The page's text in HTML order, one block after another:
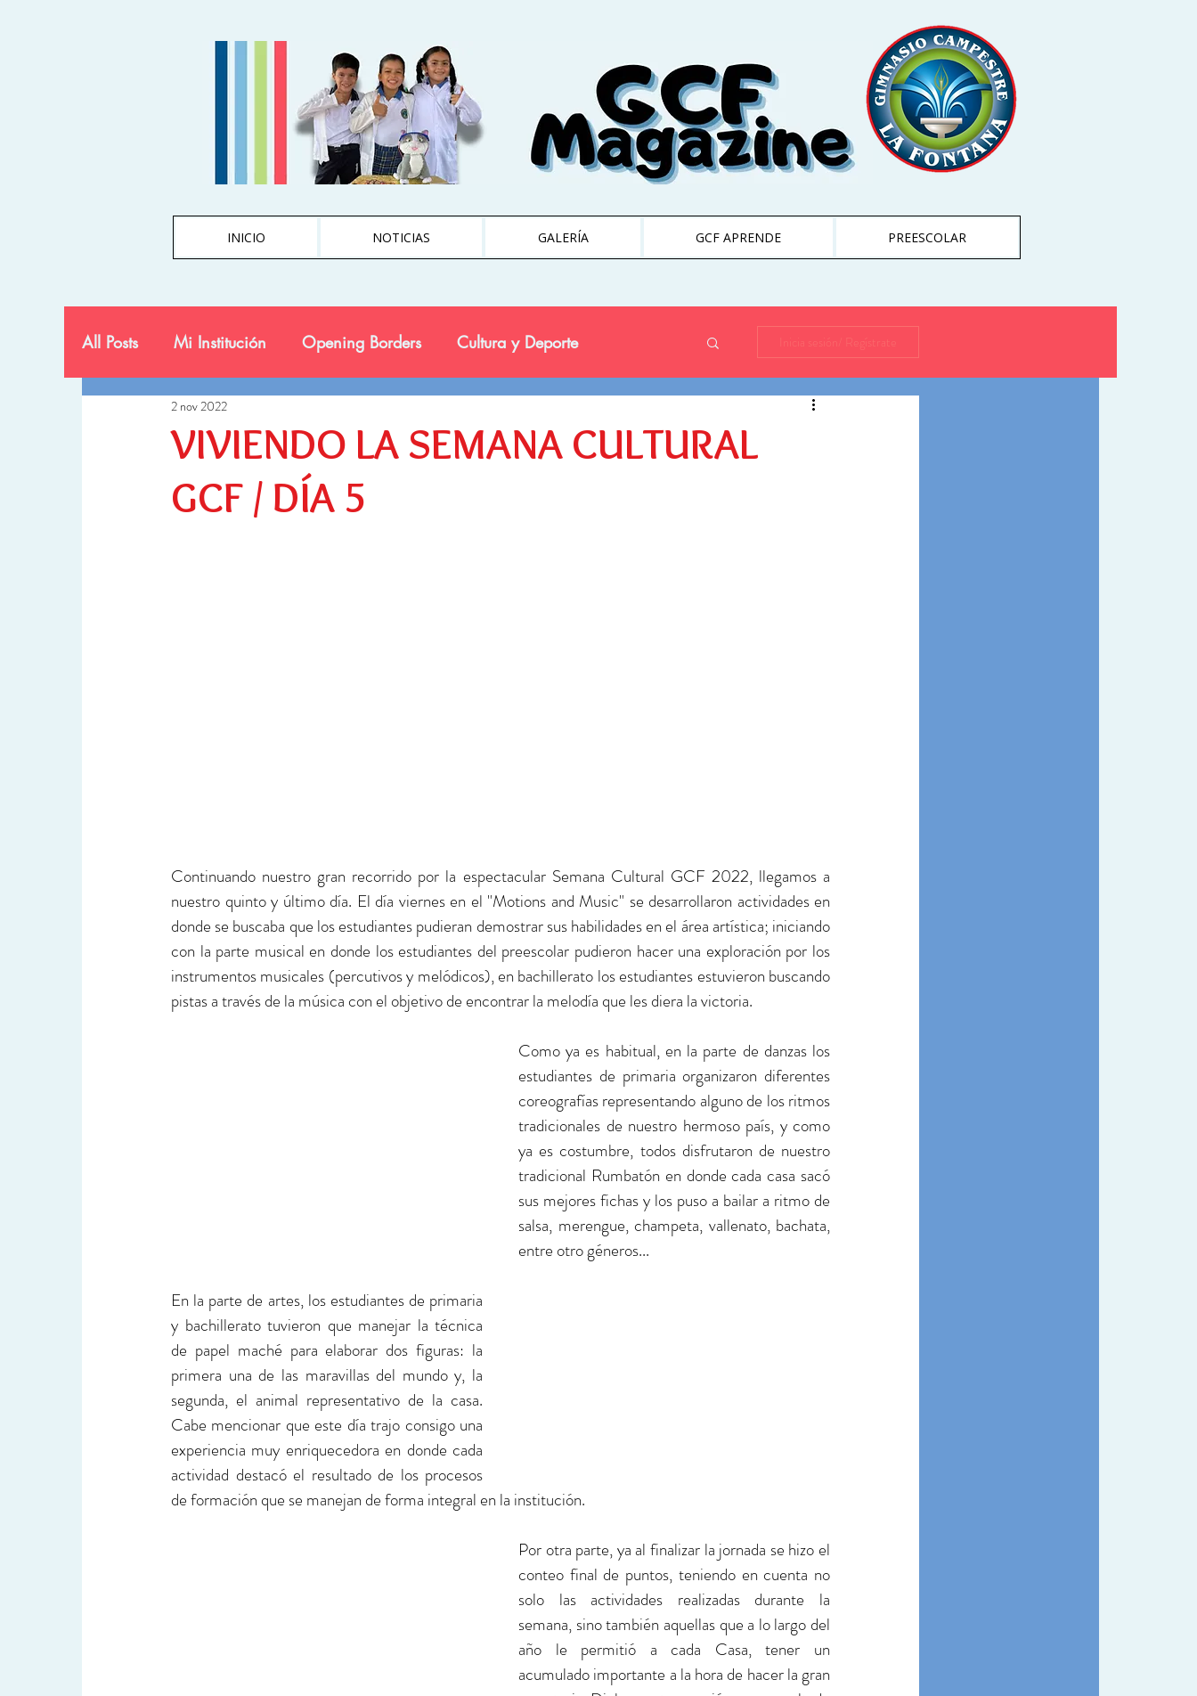
INICIO NOTICIAS GALERÍA GCF APRENDE PREESCOLAR
All Posts Mi Institución Opening Borders Cultura y Deporte
Ciencia y Tecnología
Inicia sesión/ Regístrate
VIVIENDO LA SEMANA CULTURAL
GCF / DÍA 5
2 nov 2022
Continuando nuestro gran recorrido por la espectacular Semana Cultural GCF 2022, llegamos a
nuestro quinto y último día. El día viernes en el "Motions and Music" se desarrollaron actividades en
donde se buscaba que los estudiantes pudieran demostrar sus habilidades en el área artística; iniciando
con la parte musical en donde los estudiantes del preescolar pudieron hacer una exploración por los
instrumentos musicales (percutivos y melódicos), en bachillerato los estudiantes estuvieron buscando
pistas a través de la música con el objetivo de encontrar la melodía que les diera la victoria.
Como ya es habitual, en la parte de danzas los
estudiantes de primaria organizaron diferentes
coreografías representando alguno de los ritmos
tradicionales de nuestro hermoso país, y como
ya es costumbre, todos disfrutaron de nuestro
tradicional Rumbatón en donde cada casa sacó
sus mejores fichas y los puso a bailar a ritmo de
salsa, merengue, champeta, vallenato, bachata,
entre otro géneros...
En la parte de artes, los estudiantes de primaria
y bachillerato tuvieron que manejar la técnica
de papel maché para elaborar dos figuras: la
primera una de las maravillas del mundo y, la
segunda, el animal representativo de la casa.
Cabe mencionar que este día trajo consigo una
experiencia muy enriquecedora en donde cada
actividad destacó el resultado de los procesos
de formación que se manejan de forma integral en la institución.
Por otra parte, ya al finalizar la jornada se hizo el
conteo final de puntos, teniendo en cuenta no
solo las actividades realizadas durante la
semana, sino también aquellas que a lo largo del
año le permitió a cada Casa, tener un
acumulado importante a la hora de hacer la gran